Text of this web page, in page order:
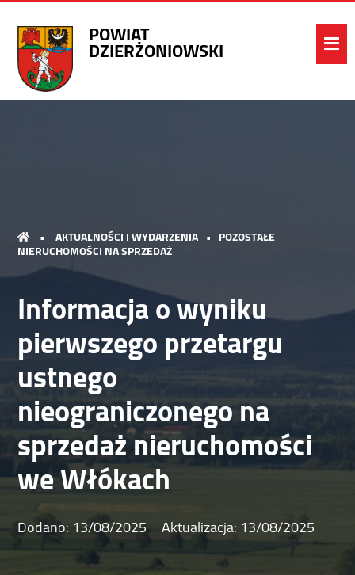
POWIAT
DZIERŻONIOWSKI
• AKTUALNOŚCI I WYDARZENIA • POZOSTAŁE
NIERUCHOMOŚCI NA SPRZEDAŻ
Informacja o wyniku
pierwszego przetargu
ustnego
nieograniczonego na
sprzedaż nieruchomości
we Włókach
Dodano: 13/08/2025 Aktualizacja: 13/08/2025